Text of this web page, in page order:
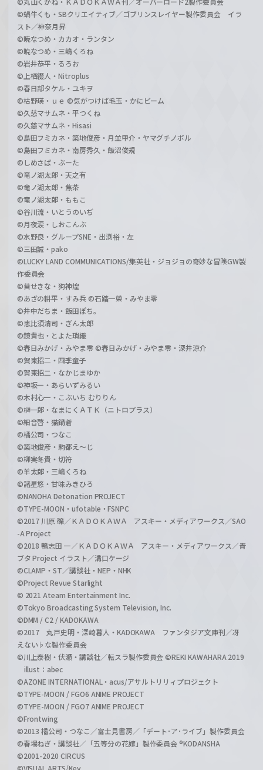
©蝸牛くも・SBクリエイティブ／ゴブリンスレイヤー製作委員会 イラ
スト／神奈月昇
©暁なつめ・カカオ・ランタン
©暁なつめ・三嶋くろね
©岩井恭平・るろお
©上栖綴人・Nitroplus
©春日部タケル・ユキヲ
©枯野瑛・ｕｅ ©気がつけば毛玉・かにビーム
©久慈マサムネ・平つくね
©久慈マサムネ・Hisasi
©島田フミカネ・築地俊彦・月並甲介・ヤマグチノボル
©島田フミカネ・南房秀久・飯沼俊規
©しめさば・ぶーた
©竜ノ湖太郎・天之有
©竜ノ湖太郎・焦茶
©竜ノ湖太郎・ももこ
©谷川流・いとうのいぢ
©月夜涙・しおこんぶ
©水野良・グループSNE・出渕裕・左
©三田誠・pako
©LUCKY LAND COMMUNICATIONS/集英社・ジョジョの奇妙な冒険GW製
作委員会
©葵せきな・狗神煌
©あざの耕平・すみ兵 ©石踏一榮・みやま零
©井中だちま・飯田ぽち。
©恵比須清司・ぎん太郎
©鏡貴也・とよた瑣織
©春日みかげ・みやま零 ©春日みかげ・みやま零・深井涼介
©賀東招二・四季童子
©賀東招二・なかじまゆか
©神坂一・あらいずみるい
©木村心一・こぶいち むりりん
©榊一郎・なまにくＡＴＫ（ニトロプラス）
©細音啓・猫鍋蒼
©橘公司・つなこ
©築地俊彦・駒都え～じ
©柳実冬貴・切符
©羊太郎・三嶋くろね
©諸星悠・甘味みきひろ
©NANOHA Detonation PROJECT
©TYPE-MOON・ufotable・FSNPC
©2017 川原 礫／ＫＡＤＯＫＡＷＡ アスキー・メディアワークス／SAO
-A Project
©2018 鴨志田 一／ＫＡＤＯＫＡＷＡ アスキー・メディアワークス／青
ブタ Project イラスト／溝口ケージ
©CLAMP・ST／講談社・NEP・NHK
©Project Revue Starlight
© 2021 Ateam Entertainment Inc.
©Tokyo Broadcasting System Television, Inc.
©DMM / C2 / KADOKAWA
©2017 丸戸史明・深崎暮人・KADOKAWA ファンタジア文庫刊／冴
えない♭な製作委員会
©川上泰樹・伏瀬・講談社／転スラ製作委員会 ©REKI KAWAHARA 2019
illust：abec
©AZONE INTERNATIONAL・acus/アサルトリリィプロジェクト
©TYPE-MOON / FGO6 ANIME PROJECT
©TYPE-MOON / FGO7 ANIME PROJECT
©Frontwing
©2013 橘公司・つなこ／富士見書房／「デート･ア･ライブ」製作委員会
©春場ねぎ・講談社／「五等分の花嫁」製作委員会 ®KODANSHA
©2001-2020 CIRCUS
©VISUAL ARTS/Key